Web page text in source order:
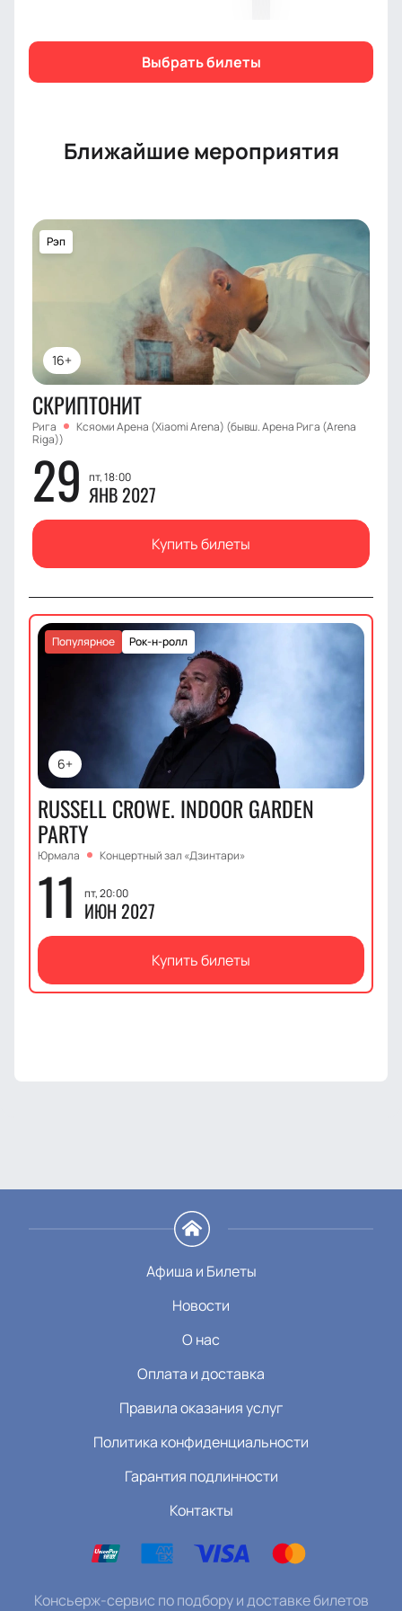
восторга.Купить билетына нашем сайте — это
ваш первый шаг к незабываемым впечатлениям. Не
пропустите этот шанс!
Выбрать билеты
Ближайшие мероприятия
16+
Рэп
СКРИПТОНИТ
Рига
Ксяоми Арена (Xiaomi Arena) (бывш. Арена Рига (Arena
Riga))
29 пт, 18:00
ЯНВ 2027
Купить билеты
6+
Рок-н-ролл
Популярное
RUSSELL CROWE. INDOOR GARDEN
PARTY
Юрмала Концертный зал «Дзинтари»
11 пт, 20:00
ИЮН 2027
Купить билеты
Афиша и Билеты
Новости
О нас
Оплата и доставка
Правила оказания услуг
Политика конфиденциальности
Гарантия подлинности
Контакты
Консьерж-сервис по подбору и доставке билетов